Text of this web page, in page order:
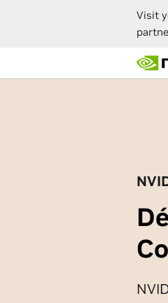
Visit
main